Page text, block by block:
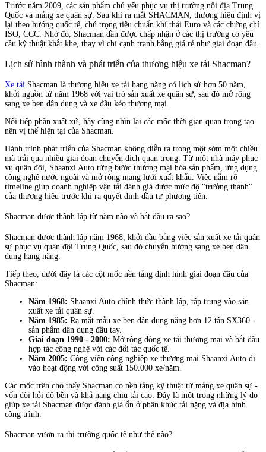
Trước năm 2009, các sản phẩm chủ yếu phục vụ thị trường nội địa Trung
Quốc và mảng xe quân sự. Sau khi ra mắt SHACMAN, thương hiệu định vị
lại theo hướng quốc tế, chú trọng tiêu chuẩn khí thải Euro và các chứng chỉ
ISO, CCC. Nhờ đó, Shacman dần được chấp nhận ở các thị trường có yêu
cầu kỹ thuật khắt khe, thay vì chỉ cạnh tranh bằng giá rẻ như giai đoạn đầu.
Lịch sử hình thành và phát triển của thương hiệu xe tải Shacman?
Xe tải Shacman là thương hiệu xe tải hạng nặng có lịch sử hơn 50 năm,
khởi nguồn từ năm 1968 với vai trò sản xuất xe quân sự, sau đó mở rộng
sang xe ben dân dụng và xe đầu kéo thương mại.
Nối tiếp phần xuất xứ, hãy cùng nhìn lại các mốc thời gian quan trọng tạo
nên vị thế hiện tại của Shacman.
Hành trình phát triển của Shacman không diễn ra trong một sớm một chiều
mà trải qua nhiều giai đoạn chuyển dịch quan trọng. Từ một nhà máy phục
vụ quân đội, Shaanxi Auto từng bước thương mại hóa sản phẩm, ứng dụng
công nghệ nước ngoài và mở rộng mạng lưới xuất khẩu. Việc nắm rõ
timeline giúp doanh nghiệp vận tải đánh giá được mức độ "trưởng thành"
của thương hiệu trước khi ra quyết định đầu tư phương tiện.
Shacman được thành lập từ năm nào và bắt đầu ra sao?
Shacman được thành lập năm 1968, khởi đầu bằng việc sản xuất xe tải quân
sự phục vụ quân đội Trung Quốc, sau đó chuyển hướng sang xe ben dân
dụng hạng nặng.
Tiếp theo, dưới đây là các cột mốc nền tảng định hình giai đoạn đầu của
Shacman:
Năm 1968: Shaanxi Auto chính thức thành lập, tập trung vào sản
xuất xe tải quân sự.
Năm 1985: Ra mắt mẫu xe ben dân dụng nặng hơn 12 tấn SX360 -
sản phẩm dân dụng đầu tay.
Giai đoạn 1990 - 2000: Mở rộng dòng xe tải thương mại và bắt đầu
hợp tác công nghệ với các đối tác quốc tế.
Năm 2005: Công viên công nghiệp xe thương mại Shaanxi Auto đi
vào hoạt động với công suất 150.000 xe/năm.
Các mốc trên cho thấy Shacman có nền tảng kỹ thuật từ mảng xe quân sự -
vốn đòi hỏi độ bền và khả năng chịu tải cao. Đây là một trong những lý do
giúp xe tải Shacman được đánh giá ổn ở phân khúc tải nặng và địa hình
công trình.
Shacman vươn ra thị trường quốc tế như thế nào?